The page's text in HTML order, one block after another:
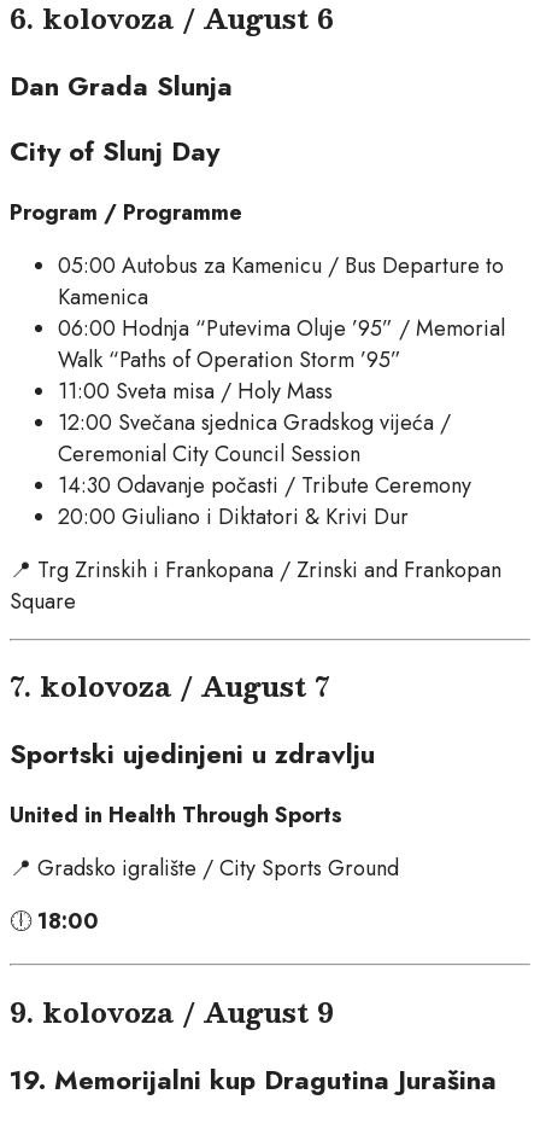
6. kolovoza / August 6
Dan Grada Slunja
City of Slunj Day
Program / Programme
05:00 Autobus za Kamenicu / Bus Departure to
Kamenica
06:00 Hodnja “Putevima Oluje ’95” / Memorial
Walk “Paths of Operation Storm ’95”
11:00 Sveta misa / Holy Mass
12:00 Svečana sjednica Gradskog vijeća /
Ceremonial City Council Session
14:30 Odavanje počasti / Tribute Ceremony
20:00 Giuliano i Diktatori & Krivi Dur
📍 Trg Zrinskih i Frankopana / Zrinski and Frankopan
Square
7. kolovoza / August 7
Sportski ujedinjeni u zdravlju
United in Health Through Sports
📍 Gradsko igralište / City Sports Ground
🕕18:00
9. kolovoza / August 9
19. Memorijalni kup Dragutina Jurašina